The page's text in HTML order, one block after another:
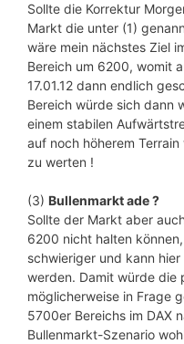
Sollte die Korrektur
Markt die unter (1)
wäre mein nächstes Ziel
Bereich um 6200, womit
17.01.12 dann endlich
Bereich würde sich dann
einem stabilen
auf noch höherem
zu werten !
(3) Bullenmarkt ade ?
Sollte der Markt aber
6200 nicht halten
schwieriger und kann
werden. Damit würde die
möglicherweise in Frage
5700er Bereichs im DAX
Bullenmarkt-Szenario